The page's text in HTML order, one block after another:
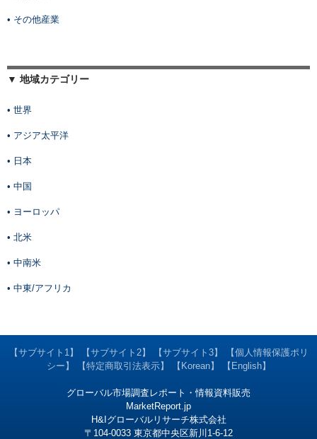
• その他産業
▼ 地域カテゴリー
• 世界
• アジア太平洋
• 日本
• 中国
• ヨーロッパ
• 北米
• 中南米
• 中東/アフリカ
【サブサイト1】 【サブサイト2】 【サブサイト3】
【個人情報保護ポリ
シー】
【特定商取引法表示】 【Korean】 【English】
グローバル市場調査レポート・情報資料販売
MarketReport.jp
H&Iグローバルリサーチ株式会社
〒104-0033 東京都中央区新川1-6-12